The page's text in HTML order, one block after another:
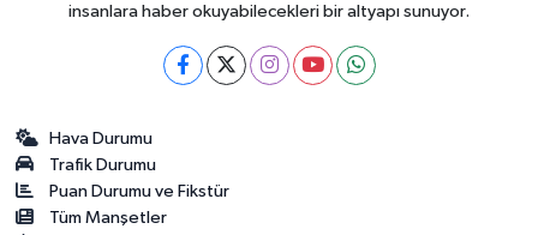
insanlara haber okuyabilecekleri bir altyapı sunuyor.
Hava Durumu
Trafik Durumu
Puan Durumu ve Fikstür
Tüm Manşetler